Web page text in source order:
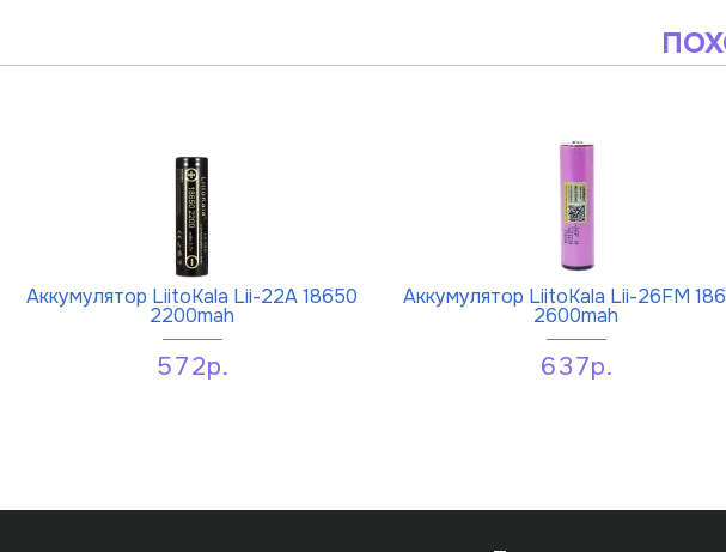
Аккумулятор LiitoKala Lii-22A 18650
2200mah
572р.
Аккумулятор LiitoKala Lii-26FM
2600mah
637р.